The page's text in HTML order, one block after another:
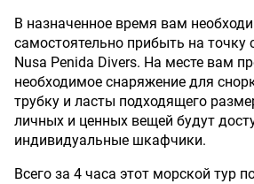
В назначенное время вам
самостоятельно прибыть на точку
Nusa Penida Divers. На месте вам
необходимое снаряжение для
трубку и ласты подходящего
личных и ценных вещей будут
индивидуальные шкафчики.
Всего за 4 часа этот морской тур